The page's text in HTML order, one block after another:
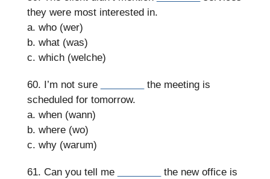
they were most interested in.
a. who (wer)
b. what (was)
c. which (welche)
60. I’m not sure
the meeting is
scheduled for tomorrow.
a. when (wann)
b. where (wo)
c. why (warum)
61. Can you tell me
the new office is